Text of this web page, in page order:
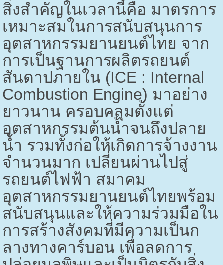
สิ่งสำคัญในเวลานี้คือ มาตรการ
เหมาะสมในการสนับสนุนการ
อุตสาหกรรมยานยนต์ไทย จาก
การเป็นฐานการผลิตรถยนต์
สันดาปภายใน (ICE : Internal
Combustion Engine) มาอย่าง
ยาวนาน ครอบคลุมตั้งแต่
อุตสาหกรรมต้นน้ำจนถึงปลาย
น้ำ รวมทั้งก่อให้เกิดการจ้างงาน
จำนวนมาก เปลี่ยนผ่านไปสู่
รถยนต์ไฟฟ้า สมาคม
อุตสาหกรรมยานยนต์ไทยพร้อม
สนับสนุนและให้ความร่วมมือใน
การสร้างสังคมที่มีความเป็นก
ลางทางคาร์บอน เพื่อลดการ